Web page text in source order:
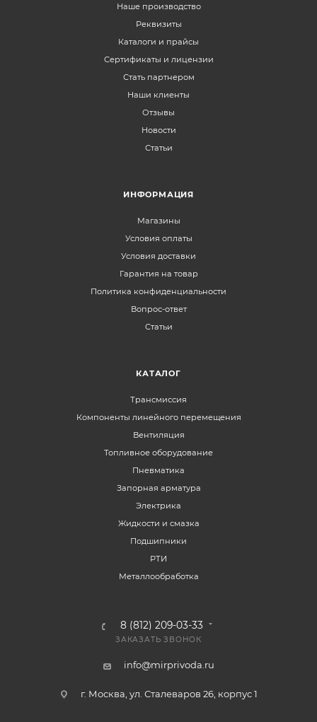
Наше производство
Реквизиты
Каталоги и прайсы
Сертификаты и лицензии
Стать партнером
Наши клиенты
Отзывы
Новости
Статьи
ИНФОРМАЦИЯ
Магазины
Условия оплаты
Условия доставки
Гарантия на товар
Политика конфиденциальности
Вопрос-ответ
Статьи
КАТАЛОГ
Трансмиссия
Компоненты линейного перемещения
Вентиляция
Топливное оборудование
Пневматика
Запорная арматура
Электрика
Жидкости и смазка
Подшипники
РТИ
Металлообработка
8 (812) 209-03-33
ЗАКАЗАТЬ ЗВОНОК
info@mirprivoda.ru
г. Москва, ул. Сталеваров 26, корпус 1